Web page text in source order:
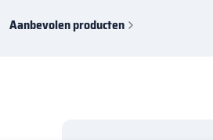
Aanbevolen producten